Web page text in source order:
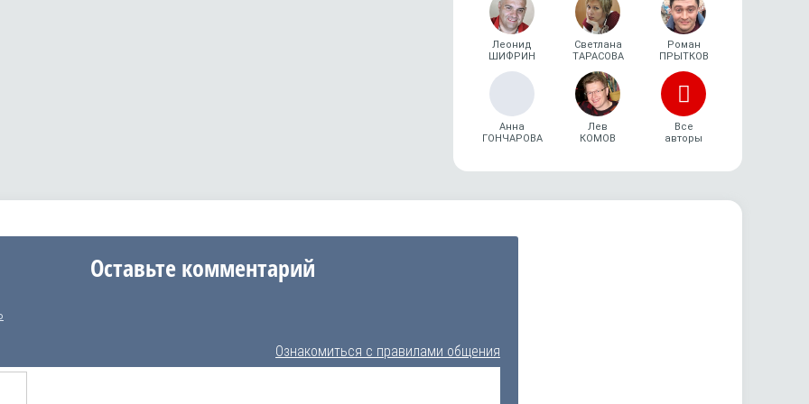
Леонид
ШИФРИН
Светлана
ТАРАСОВА
Роман
ПРЫТКОВ
Анна
ГОНЧАРОВА
Лев
КОМОВ
Все
авторы
Оставьте комментарий
Ознакомиться с правилами общения